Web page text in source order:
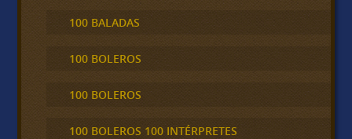
100 BALADAS
100 BOLEROS
100 BOLEROS
100 BOLEROS 100 INTÉRPRETES